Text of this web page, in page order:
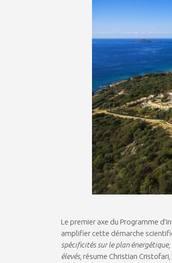
Le premier axe du Programme
amplifier cette démarche
spécificités sur le plan
élevés, résume Christian